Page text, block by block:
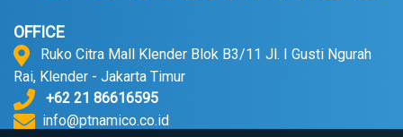
OFFICE
Ruko Citra Mall Klender Blok B3/11 Jl. I Gusti Ngurah
Rai, Klender - Jakarta Timur
+62 21 86616595
info@ptnamico.co.id